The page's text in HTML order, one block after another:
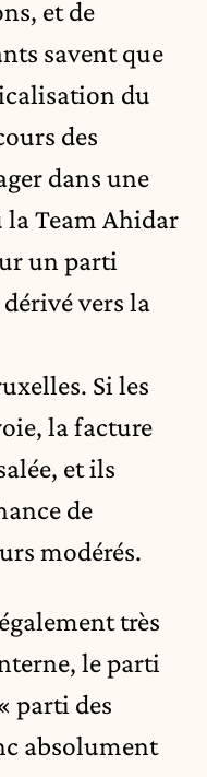
et de
savent que
du
des
dans une
la Team Ahidar
un parti
vers la
Si les
la facture
et ils
de
modérés.
très
le parti
parti des
absolument